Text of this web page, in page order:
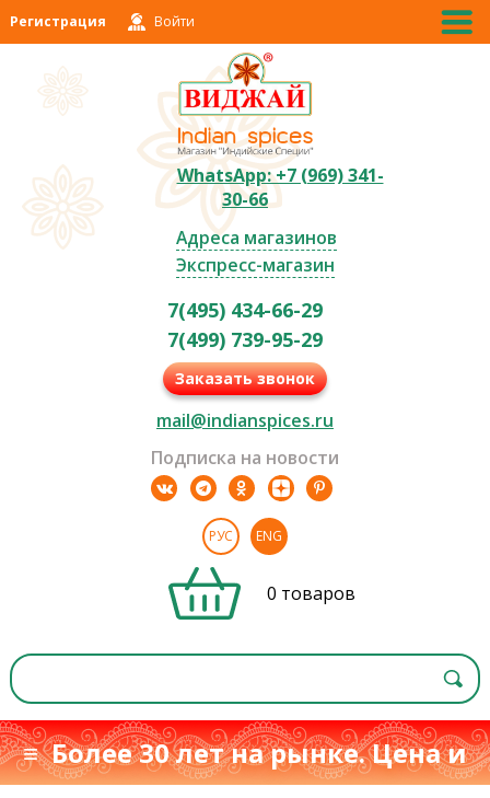
Регистрация Войти
WhatsApp: +7 (969) 341-
30-66
Адреса магазинов
Экспресс-магазин
7(495) 434-66-29
7(499) 739-95-29
Заказать звонок
mail@indianspices.ru
Подписка на новости
РУС ENG
0 товаров
≡ Более 30 лет на рынке. Цена и